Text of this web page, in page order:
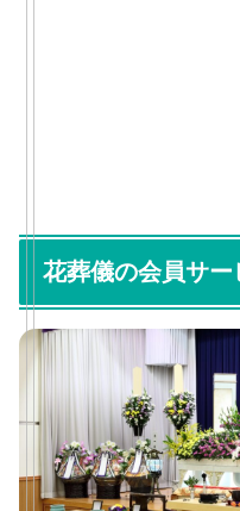
花葬儀の会員サー